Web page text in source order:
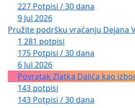
227 Potpisi / 30 dana
9 Jul 2026
Pružite podršku vraćanju Dejana
1 281 potpisi
175 Potpisi / 30 dana
6 Jul 2026
Povratak Zlatka Dalića kao
143 potpisi
143 Potpisi / 30 dana